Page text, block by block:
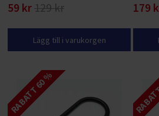
59 kr 129 kr
Lägg till i varukorgen
179
RABATT 60 %